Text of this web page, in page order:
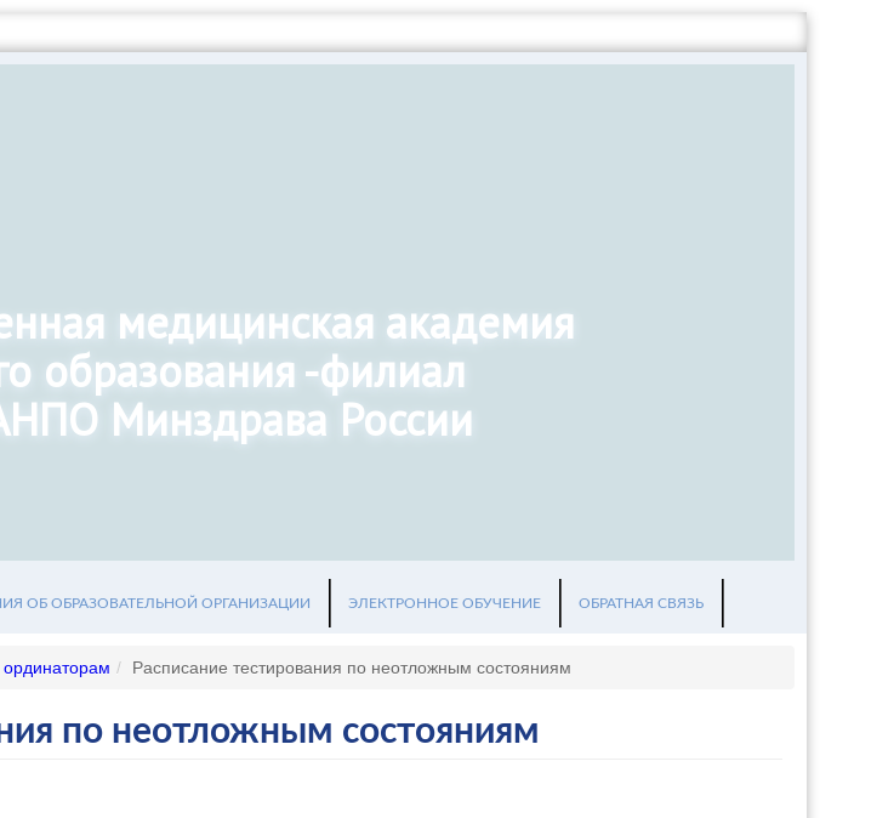
медицинская академия
образования -филиал
Минздрава России
ОБ ОБРАЗОВАТЕЛЬНОЙ ОРГАНИЗАЦИИ ЭЛЕКТРОННОЕ ОБУЧЕНИЕ ОБРАТНАЯ СВЯЗЬ
/ Расписание тестирования по неотложным состояниям
по неотложным состояниям